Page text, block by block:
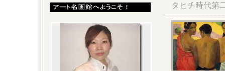
タヒチ時代第